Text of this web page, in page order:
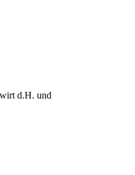
d.H. und